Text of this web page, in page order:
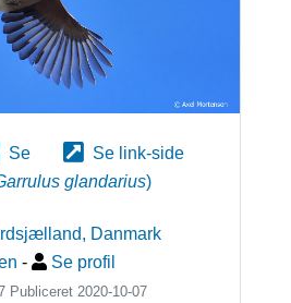
Se
Se link-side
glandarius)
, Danmark
- Se profil
Publiceret 2020-10-07